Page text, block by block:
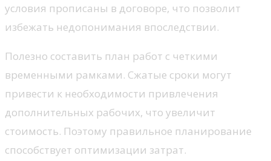
условия прописаны в договоре, что позволит
избежать недопонимания впоследствии.
Полезно составить план работ с четкими
временными рамками. Сжатые сроки могут
привести к необходимости привлечения
дополнительных рабочих, что увеличит
стоимость. Поэтому правильное планирование
способствует оптимизации затрат.